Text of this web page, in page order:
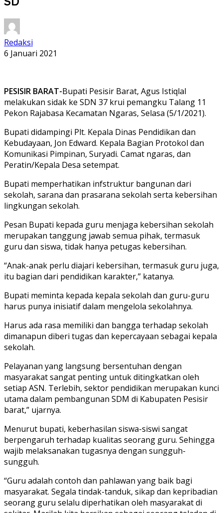
Redaksi
6 Januari 2021
PESISIR BARAT-Bupati Pesisir Barat, Agus Istiqlal
melakukan sidak ke SDN 37 krui pemangku Talang 11
Pekon Rajabasa Kecamatan Ngaras, Selasa (5/1/2021).
Bupati didampingi Plt. Kepala Dinas Pendidikan dan
Kebudayaan, Jon Edward. Kepala Bagian Protokol dan
Komunikasi Pimpinan, Suryadi. Camat ngaras, dan
Peratin/Kepala Desa setempat.
Bupati memperhatikan infstruktur bangunan dari
sekolah, sarana dan prasarana sekolah serta kebersihan
lingkungan sekolah.
Pesan Bupati kepada guru menjaga kebersihan sekolah
merupakan tanggung jawab semua pihak, termasuk
guru dan siswa, tidak hanya petugas kebersihan.
“Anak-anak perlu diajari kebersihan, termasuk guru juga,
itu bagian dari pendidikan karakter,” katanya.
Bupati meminta kepada kepala sekolah dan guru-guru
harus punya inisiatif dalam mengelola sekolahnya.
Harus ada rasa memiliki dan bangga terhadap sekolah
dimanapun diberi tugas dan kepercayaan sebagai kepala
sekolah.
Pelayanan yang langsung bersentuhan dengan
masyarakat sangat penting untuk ditingkatkan oleh
setiap ASN. Terlebih, sektor pendidikan merupakan kunci
utama dalam pembangunan SDM di Kabupaten Pesisir
barat,” ujarnya.
Menurut bupati, keberhasilan siswa-siswi sangat
berpengaruh terhadap kualitas seorang guru. Sehingga
wajib melaksanakan tugasnya dengan sungguh-
sungguh.
“Guru adalah contoh dan pahlawan yang baik bagi
masyarakat. Segala tindak-tanduk, sikap dan kepribadian
seorang guru selalu diperhatikan oleh masyarakat di